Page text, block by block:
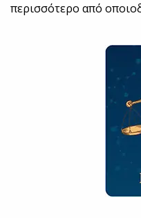
περισσότερο από